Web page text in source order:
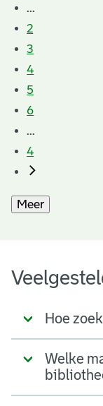
...
2
3
4
5
6
...
4
Meer
Hoe
Welke